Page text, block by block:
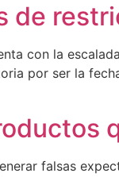
de
con la
por ser la
falsas